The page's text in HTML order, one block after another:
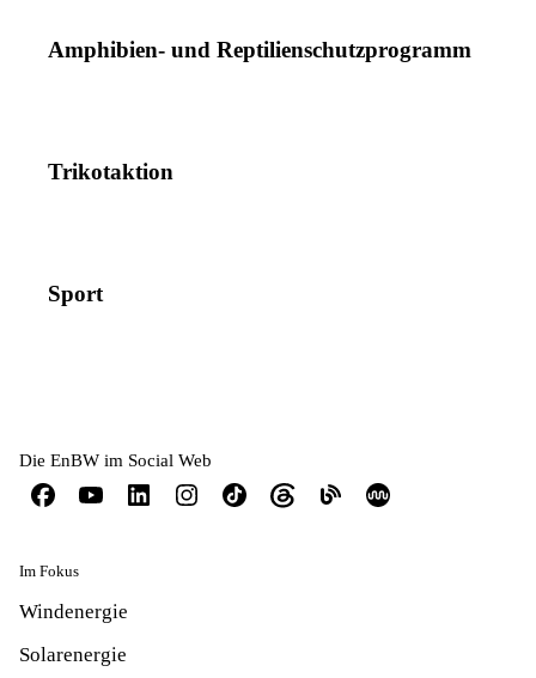
Amphibien- und Reptilienschutz­programm
Trikotaktion
Sport
Die EnBW im Social Web
Im Fokus
Windenergie
Solarenergie